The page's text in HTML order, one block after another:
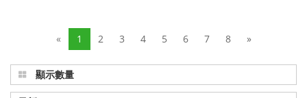
« 1 2 3 4 5 6 7 8 »
顯示數量